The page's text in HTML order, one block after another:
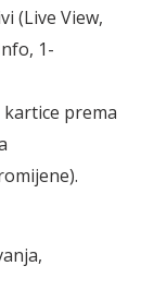
(Live View,
1-
prema